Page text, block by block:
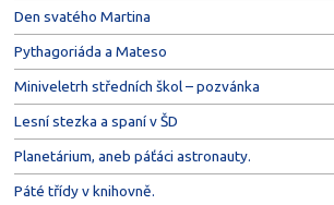
Den svatého Martina
Pythagoriáda a Mateso
Miniveletrh středních škol – pozvánka
Lesní stezka a spaní v ŠD
Planetárium, aneb páťáci astronauty.
Páté třídy v knihovně.